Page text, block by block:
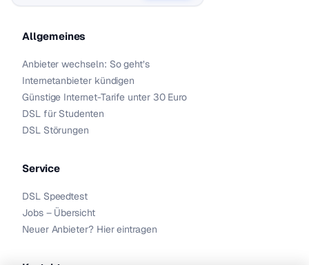
Allgemeines
Anbieter wechseln: So geht’s
Internetanbieter kündigen
Günstige Internet-Tarife unter 30 Euro
DSL für Studenten
DSL Störungen
Service
DSL Speedtest
Jobs – Übersicht
Neuer Anbieter? Hier eintragen